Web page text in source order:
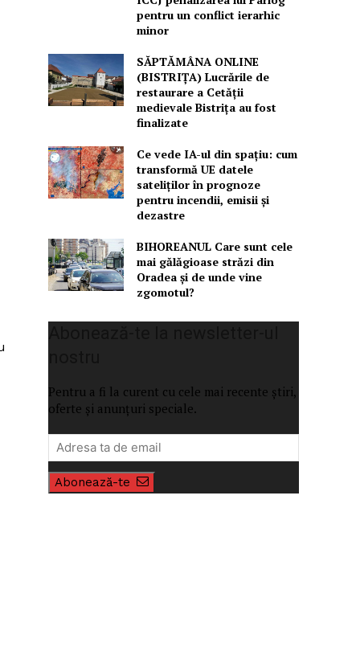
pentru un conflict ierarhic
minor
SĂPTĂMÂNA ONLINE
(BISTRIȚA) Lucrările de
restaurare a Cetăţii
medievale Bistriţa au fost
finalizate
Ce vede IA-ul din spațiu: cum
transformă UE datele
sateliților în prognoze
pentru incendii, emisii și
dezastre
BIHOREANUL Care sunt cele
mai gălăgioase străzi din
Oradea și de unde vine
zgomotul?
Pentru a fi la curent cu cele mai recente știri,
oferte și anunțuri speciale.
Abonează-te